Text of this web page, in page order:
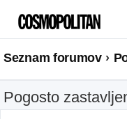
Seznam forumov
Pogosto